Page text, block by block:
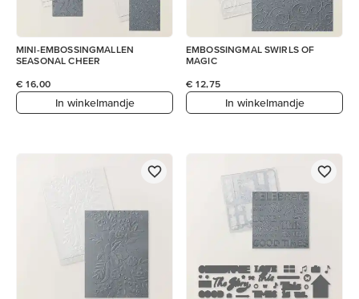
MINI-EMBOSSINGMALLEN
SEASONAL CHEER
€ 16,00
In winkelmandje
EMBOSSINGMAL SWIRLS OF
MAGIC
€ 12,75
In winkelmandje